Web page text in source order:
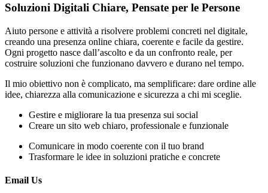
Soluzioni Digitali Chiare, Pensate per le Persone
Aiuto persone e attività a risolvere problemi concreti nel digitale,
creando una presenza online chiara, coerente e facile da gestire.
Ogni progetto nasce dall’ascolto e da un confronto reale, per
costruire soluzioni che funzionano davvero e durano nel tempo.
Il mio obiettivo non è complicato, ma semplificare: dare ordine alle
idee, chiarezza alla comunicazione e sicurezza a chi mi sceglie.
Gestire e migliorare la tua presenza sui social
Creare un sito web chiaro, professionale e funzionale
Comunicare in modo coerente con il tuo brand
Trasformare le idee in soluzioni pratiche e concrete
Email Us